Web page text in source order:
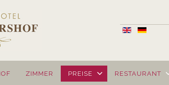
ZIMMER PREISE RESTAURANT